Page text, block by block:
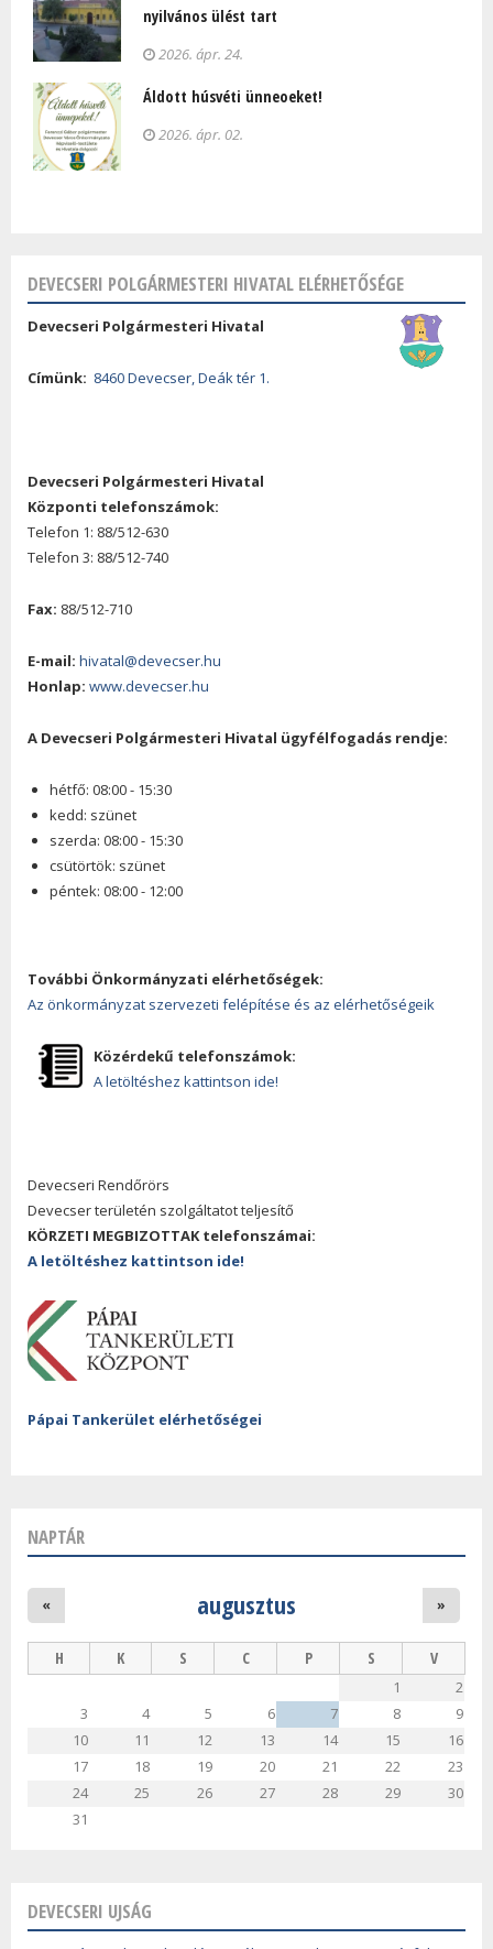
nyilvános ülést tart
2026. ápr. 24.
Áldott húsvéti ünneoeket!
2026. ápr. 02.
DEVECSERI POLGÁRMESTERI HIVATAL ELÉRHETŐSÉGE
Devecseri Polgármesteri Hivatal
Címünk: 8460 Devecser, Deák tér 1.
Devecseri Polgármesteri Hivatal
Központi telefonszámok:
Telefon 1: 88/512-630
Telefon 3: 88/512-740
Fax: 88/512-710
E-mail: hivatal@devecser.hu
Honlap: www.devecser.hu
A Devecseri Polgármesteri Hivatal ügyfélfogadás rendje:
hétfő: 08:00 - 15:30
kedd: szünet
szerda: 08:00 - 15:30
csütörtök: szünet
péntek: 08:00 - 12:00
További Önkormányzati elérhetőségek:
Az önkormányzat szervezeti felépítése és az elérhetőségeik
Közérdekű telefonszámok:
A letöltéshez kattintson ide!
Devecseri Rendőrörs
Devecser területén szolgáltatot teljesítő
KÖRZETI MEGBIZOTTAK telefonszámai:
A letöltéshez kattintson ide!
Pápai Tankerület elérhetőségei
NAPTÁR
augusztus
« »
H K S C P S V
1
2
3
4 5 6 7 8
9
10
11 12 13 14 15
16
17
18 19 20 21 22
23
24
25 26 27 28 29
30
31
DEVECSERI UJSÁG